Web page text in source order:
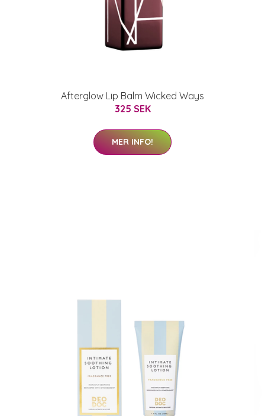
Afterglow Lip Balm Wicked Ways
325 SEK
MER INFO!